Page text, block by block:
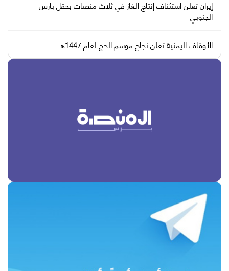
إيران تعلن استئناف إنتاج الغاز في ثلاث منصات بحقل بارس
الجنوبي
الأوقاف اليمنية تعلن نجاح موسم الحج لعام 1447هـ